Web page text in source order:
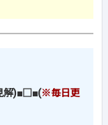
解)■□■(※毎日更